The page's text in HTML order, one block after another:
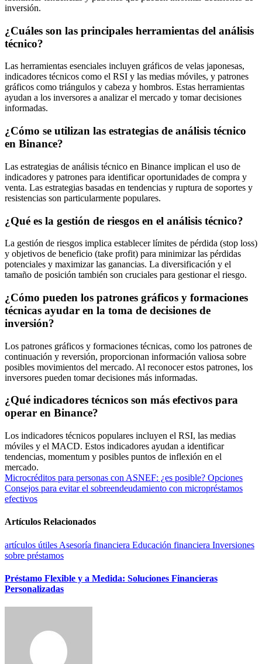
inversión.
¿Cuáles son las principales herramientas del análisis
técnico?
Las herramientas esenciales incluyen gráficos de velas japonesas,
indicadores técnicos como el RSI y las medias móviles, y patrones
gráficos como triángulos y cabeza y hombros. Estas herramientas
ayudan a los inversores a analizar el mercado y tomar decisiones
informadas.
¿Cómo se utilizan las estrategias de análisis técnico
en Binance?
Las estrategias de análisis técnico en Binance implican el uso de
indicadores y patrones para identificar oportunidades de compra y
venta. Las estrategias basadas en tendencias y ruptura de soportes y
resistencias son particularmente populares.
¿Qué es la gestión de riesgos en el análisis técnico?
La gestión de riesgos implica establecer límites de pérdida (stop loss)
y objetivos de beneficio (take profit) para minimizar las pérdidas
potenciales y maximizar las ganancias. La diversificación y el
tamaño de posición también son cruciales para gestionar el riesgo.
¿Cómo pueden los patrones gráficos y formaciones
técnicas ayudar en la toma de decisiones de
inversión?
Los patrones gráficos y formaciones técnicas, como los patrones de
continuación y reversión, proporcionan información valiosa sobre
posibles movimientos del mercado. Al reconocer estos patrones, los
inversores pueden tomar decisiones más informadas.
¿Qué indicadores técnicos son más efectivos para
operar en Binance?
Los indicadores técnicos populares incluyen el RSI, las medias
móviles y el MACD. Estos indicadores ayudan a identificar
tendencias, momentum y posibles puntos de inflexión en el
mercado.
Navegación
de
Microcréditos para personas con ASNEF: ¿es posible? Opciones
Consejos para evitar el sobreendeudamiento con micropréstamos
efectivos
Artículos Relacionados
artículos útiles Asesoría financiera Educación financiera Inversiones
sobre préstamos
Préstamo Flexible y a Medida: Soluciones Financieras
Personalizadas